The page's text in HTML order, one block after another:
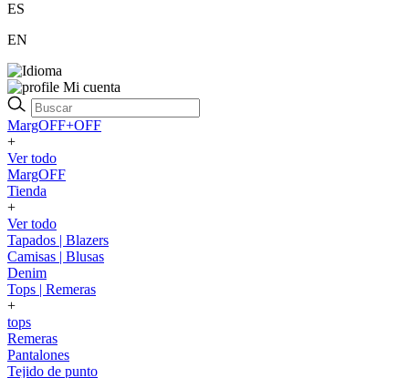
ES
EN
Mi cuenta
MargOFF+OFF
+
Ver todo
MargOFF
Tienda
+
Ver todo
Tapados | Blazers
Camisas | Blusas
Denim
Tops | Remeras
+
tops
Remeras
Pantalones
Tejido de punto